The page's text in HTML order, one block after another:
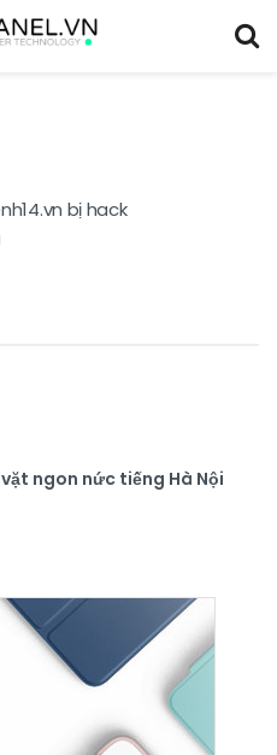
bị hack
ngon nức tiếng Hà Nội